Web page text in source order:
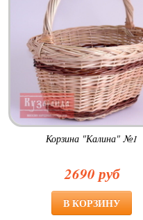
Корзина "Калина" №1
2690 руб